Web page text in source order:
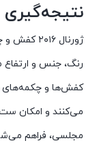
نتیجه‌گیری
ژورنال
رنگ، جنس و ارتفاع
کفش‌ها و چکمه‌های
می‌کنند و امکان ست
مجلسی، فراهم